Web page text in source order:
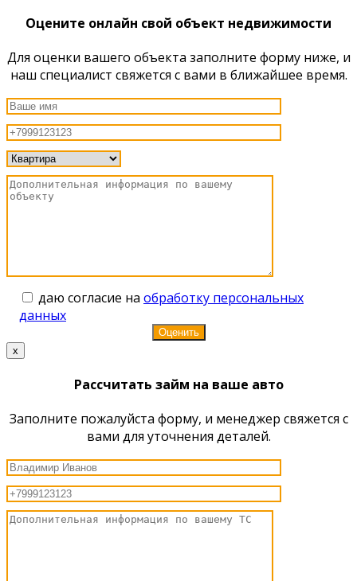
Оцените онлайн свой объект недвижимости
Для оценки вашего объекта заполните форму ниже, и
наш специалист свяжется с вами в ближайшее время.
даю согласие на обработку персональных
данных
x
Рассчитать займ на ваше авто
Заполните пожалуйста форму, и менеджер свяжется с
вами для уточнения деталей.